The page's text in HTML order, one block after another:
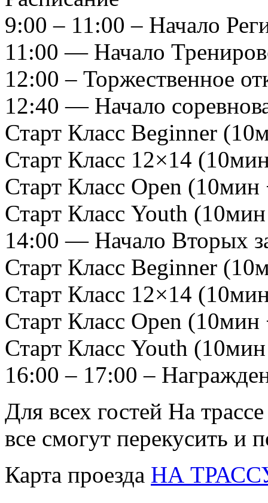
9:00 – 11:00 – Начало
11:00 — Начало
12:00 – Торжественное
12:40 — Начало
Старт Класс Beginner
Старт Класс 12×14
Старт Класс Open (10мин
Старт Класс Youth
14:00 — Начало Вторых
Старт Класс Beginner
Старт Класс 12×14
Старт Класс Open (10мин
Старт Класс Youth
16:00 – 17:00 –
Для всех гостей На
все смогут перекусить и
Карта проезда НА